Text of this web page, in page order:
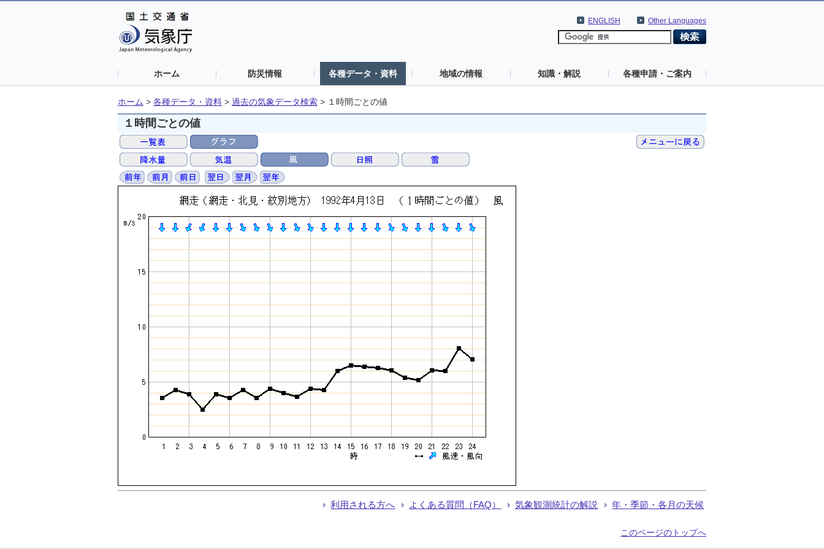
Other Languages
ENGLISH
ホーム 防災情報 各種データ・資料 地域の情報 知識・解説 各種申請・ご案内
ホーム > 各種データ・資料 > 過去の気象データ検索 > １時間ごとの値
１時間ごとの値
利用される方へ よくある質問（FAQ） 気象観測統計の解説 年・季節・各月の天候
このページのトップへ